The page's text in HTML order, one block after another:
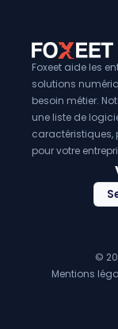
précieux
ligne et
Foxeet aide les
solutions
besoin métier.
une liste de
caractéristiques,
pour votre
©
Mentions